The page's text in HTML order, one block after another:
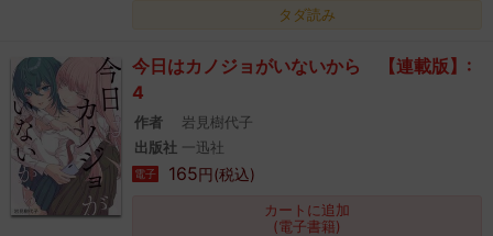
タダ読み
今日はカノジョがいないから 【連載版】:
4
作者
岩見樹代子
出版社
一迅社
電子 165円(税込)
カートに追加
(電子書籍)